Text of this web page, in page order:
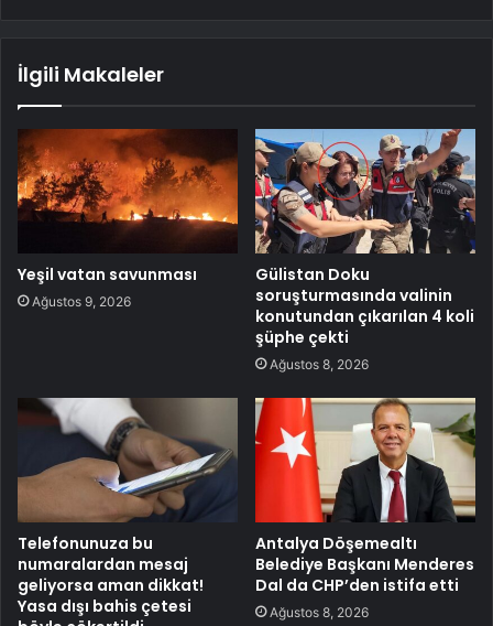
İlgili Makaleler
Yeşil vatan savunması
Ağustos 9, 2026
Gülistan Doku
soruşturmasında valinin
konutundan çıkarılan 4 koli
şüphe çekti
Ağustos 8, 2026
Telefonunuza bu
numaralardan mesaj
geliyorsa aman dikkat!
Yasa dışı bahis çetesi
Antalya Döşemealtı
Belediye Başkanı Menderes
Dal da CHP’den istifa etti
Ağustos 8, 2026